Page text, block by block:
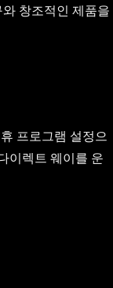
창조적인 제품을
프로그램 설정으
이렉트 웨이를 운